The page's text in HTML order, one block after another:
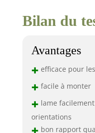
Bilan du
Avantages
+ efficace pour
+ facile à monter
+ lame
orientations
bon rapport